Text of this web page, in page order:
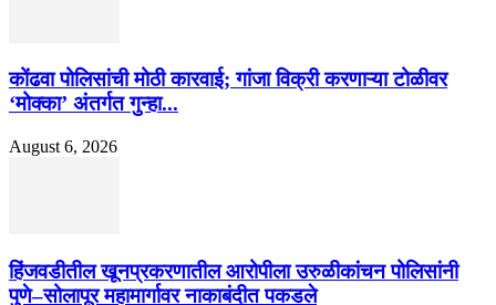
कोंढवा पोलिसांची मोठी कारवाई; गांजा विक्री करणाऱ्या टोळीवर
‘मोक्का’ अंतर्गत गुन्हा...
August 6, 2026
हिंजवडीतील खूनप्रकरणातील आरोपीला उरुळीकांचन पोलिसांनी
पुणे–सोलापूर महामार्गावर नाकाबंदीत पकडले